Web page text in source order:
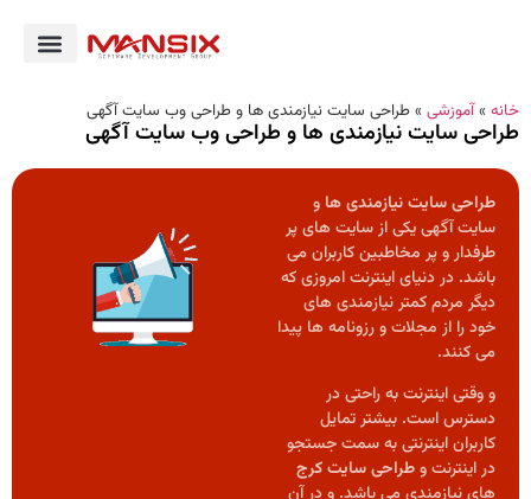
خانه »آموزشی »طراحی سایت نیازمندی ها و طراحی وب سایت آگهی
طراحی سایت نیازمندی ها و طراحی وب سایت آگهی
طراحی سایت نیازمندی ها و
سایت آگهی یکی از سایت های پر
طرفدار و پر مخاطبین کاربران می
باشد. در دنیای اینترنت امروزی که
دیگر مردم کمتر نیازمندی های
خود را از مجلات و رزونامه ها پیدا
می کنند.
و وقتی اینترنت به راحتی در
دسترس است. بیشتر تمایل
کاربران اینترنتی به سمت جستجو
در اینترنت وطراحی سایت کرج